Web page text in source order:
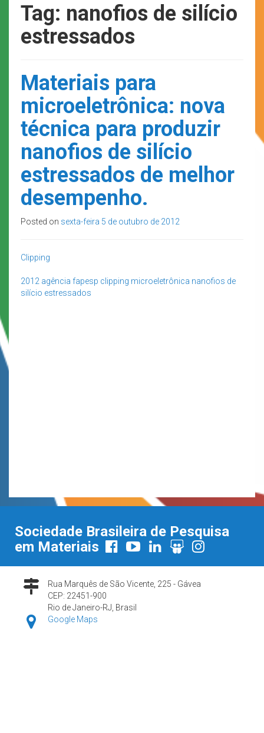
Tag: nanofios de silício
estressados
Materiais para
microeletrônica: nova
técnica para produzir
nanofios de silício
estressados de melhor
desempenho.
Posted on sexta-feira 5 de outubro de 2012
Clipping
2012 agência fapesp clipping microeletrônica nanofios de
silício estressados
Sociedade Brasileira de Pesquisa
em Materiais
Rua Marquês de São Vicente, 225 - Gávea
CEP: 22451-900
Rio de Janeiro-RJ, Brasil
Google Maps